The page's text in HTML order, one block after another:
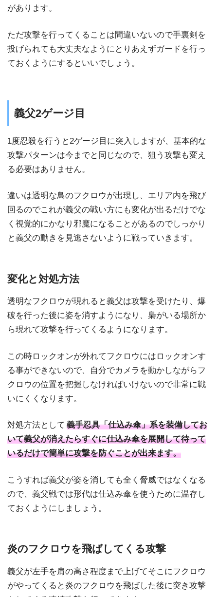
があります。
ただ攻撃を行ってくることは間違いないので手裏剣を
投げられても大丈夫なようにとりあえずガードを行っ
ておくようにするといいでしょう。
義父2ゲージ目
1度忍殺を行うと2ゲージ目に突入しますが、基本的な
攻撃パターンは今までと同じなので、狙う攻撃も変え
る必要はありません。
違いは透明な鳥のフクロウが出現し、エリア内を飛び
回るのでこれが義父の戦い方にも変化が出るだけでな
く視覚的にかなり邪魔になることがあるのでしっかり
と義父の動きを見逃さないように戦っていきます。
変化と対処方法
透明なフクロウが現れると義父は攻撃を受けたり、爆
破を行った後に姿を消すようになり、梟がいる場所か
ら現れて攻撃を行ってくるようになります。
この時ロックオンが外れてフクロウにはロックオンす
る事ができないので、自分でカメラを動かしながらフ
クロウの位置を把握しなければいけないので非常に戦
いにくくなります。
対処方法として 義手忍具「仕込み傘」系を装備してお
いて義父が消えたらすぐに仕込み傘を展開して待って
いるだけで簡単に攻撃を防ぐことが出来ます。
こうすれば義父が姿を消しても全く脅威ではなくなる
ので、義父戦では形代は仕込み傘を使うために温存し
ておくようにしましょう。
炎のフクロウを飛ばしてくる攻撃
義父が左手を肩の高さ程度まで上げてそこにフクロウ
がやってくると炎のフクロウを飛ばした後に突き攻撃